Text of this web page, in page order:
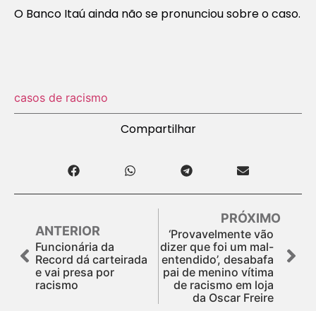
O Banco Itaú ainda não se pronunciou sobre o caso.
casos de racismo
Compartilhar
ANTERIOR
Funcionária da
Record dá carteirada
e vai presa por
racismo
PRÓXIMO
‘Provavelmente vão
dizer que foi um mal-
entendido’, desabafa
pai de menino vítima
de racismo em loja
da Oscar Freire